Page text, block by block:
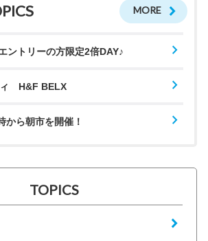
MORE
ントリーの方限定2倍DAY♪
ィ H&F BELX
から朝市を開催！
TOPICS